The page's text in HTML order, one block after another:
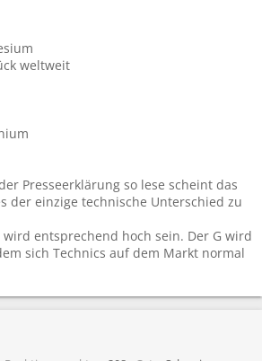
weltweit
Presseerklärung so lese scheint das
der einzige technische Unterschied zu
wird entsprechend hoch sein. Der G wird
sich Technics auf dem Markt normal